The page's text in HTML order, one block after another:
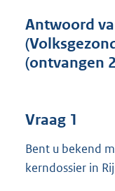
Antwoord
(ontvangen
Vraag 1
Bent u bekend
kerndossier in